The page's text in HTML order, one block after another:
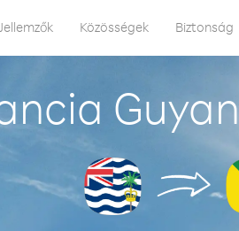
Közösségek Biztonság